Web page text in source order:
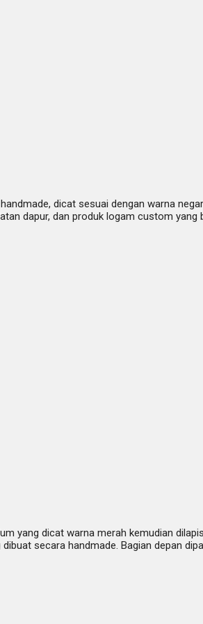
dicat sesuai dengan warna
dapur, dan produk logam custom yang
yang dicat warna merah kemudian
secara handmade. Bagian depan